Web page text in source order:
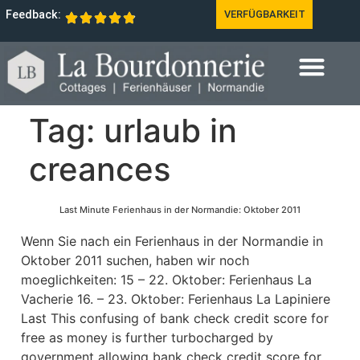
Feedback: VERFÜGBARKEIT
Tag: urlaub in
creances
Last Minute Ferienhaus in der Normandie: Oktober 2011
Wenn Sie nach ein Ferienhaus in der Normandie in
Oktober 2011 suchen, haben wir noch
moeglichkeiten: 15 – 22. Oktober: Ferienhaus La
Vacherie 16. – 23. Oktober: Ferienhaus La Lapiniere
Last This confusing of bank check credit score for
free as money is further turbocharged by